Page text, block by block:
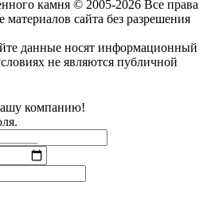
камня © 2005-2026 Все права
сайта без разрешения
данные носят информационный
не являются публичной
компанию!